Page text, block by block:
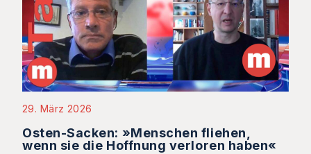
29. März 2026
Osten-Sacken: »Menschen fliehen,
wenn sie die Hoffnung verloren haben«